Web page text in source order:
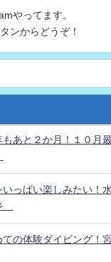
やってます。
ンからどうぞ！
あと２か月！１０月
っぱい楽しみたい！
の体験ダイビング！